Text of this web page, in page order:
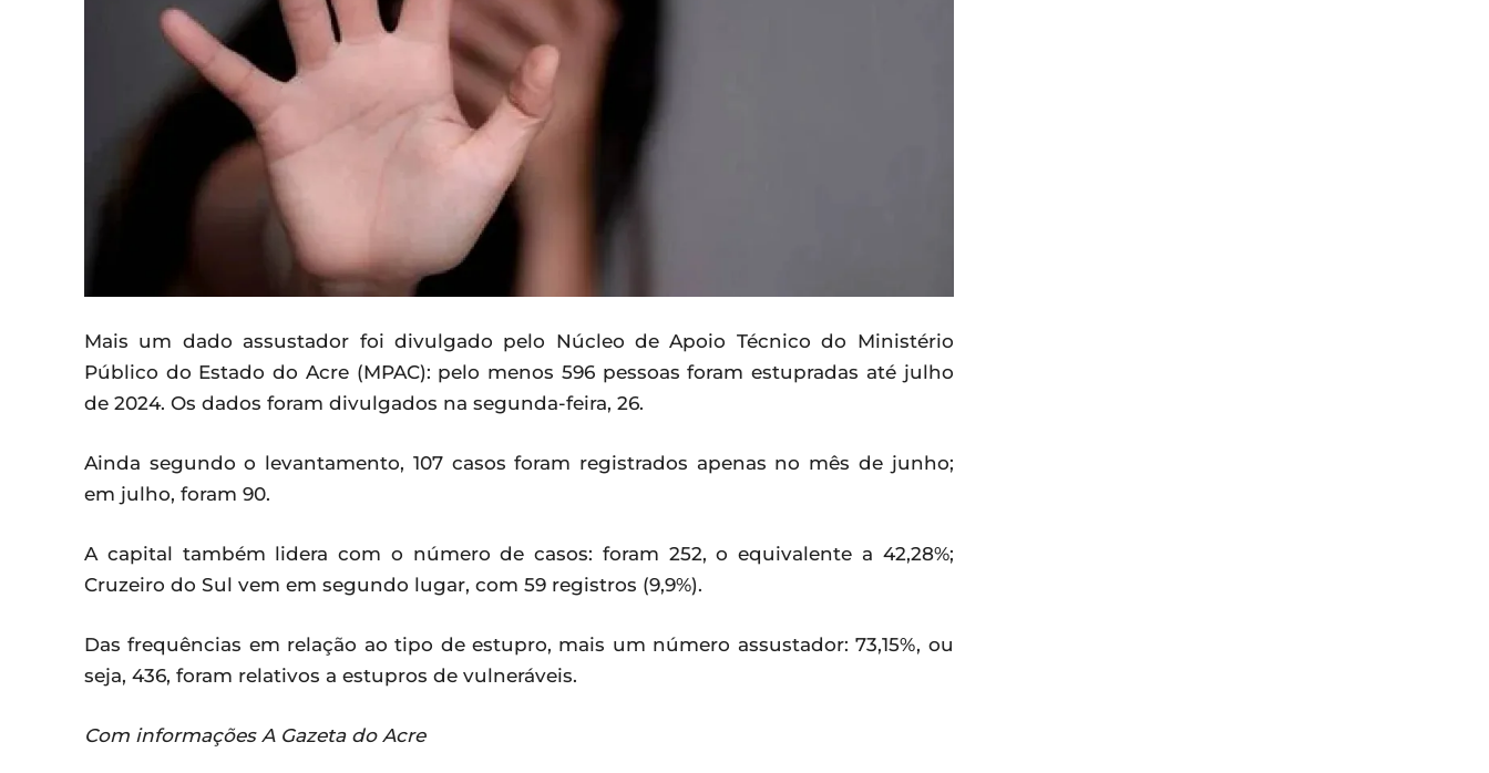
Mais um dado assustador foi divulgado pelo Núcleo de Apoio Técnico do Ministério
Público do Estado do Acre (MPAC): pelo menos 596 pessoas foram estupradas até julho
de 2024. Os dados foram divulgados na segunda-feira, 26.
Ainda segundo o levantamento, 107 casos foram registrados apenas no mês de junho;
em julho, foram 90.
A capital também lidera com o número de casos: foram 252, o equivalente a 42,28%;
Cruzeiro do Sul vem em segundo lugar, com 59 registros (9,9%).
Das frequências em relação ao tipo de estupro, mais um número assustador: 73,15%, ou
seja, 436, foram relativos a estupros de vulneráveis.
Com informações A Gazeta do Acre